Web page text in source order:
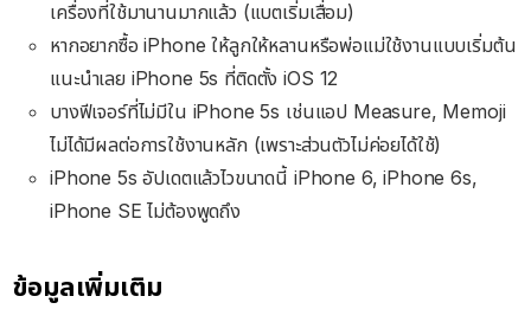
เครื่องที่ใช้มานานมากแล้ว (แบตเริ่มเสื่อม)
หากอยากซื้อ iPhone ให้ลูกให้หลานหรือพ่อแม่ใช้งานแบบเริ่มต้น
แนะนำเลย iPhone 5s ที่ติดตั้ง iOS 12
บางฟีเจอร์ที่ไม่มีใน iPhone 5s เช่นแอป Measure, Memoji
ไม่ได้มีผลต่อการใช้งานหลัก (เพราะส่วนตัวไม่ค่อยได้ใช้)
iPhone 5s อัปเดตแล้วไวขนาดนี้ iPhone 6, iPhone 6s,
iPhone SE ไม่ต้องพูดถึง
ข้อมูลเพิ่มเติม